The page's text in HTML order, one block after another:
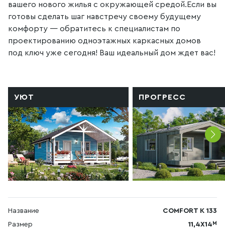
вашего нового жилья с окружающей средой.Если вы
готовы сделать шаг навстречу своему будущему
комфорту — обратитесь к специалистам по
проектированию одноэтажных каркасных домов
под ключ уже сегодня! Ваш идеальный дом ждет вас!
УЮТ ПРОГРЕСС
Название
COMFORT К 133
Размер
11,4X14М